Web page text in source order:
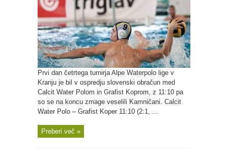
Prvi dan četrtega turnirja Alpe Waterpolo lige v
Kranju je bil v ospredju slovenski obračun med
Calcit Water Polom in Grafist Koprom, z 11:10 pa
so se na koncu zmage veselili Kamničani. Calcit
Water Polo – Grafist Koper 11:10 (2:1, ...
Preberi več »